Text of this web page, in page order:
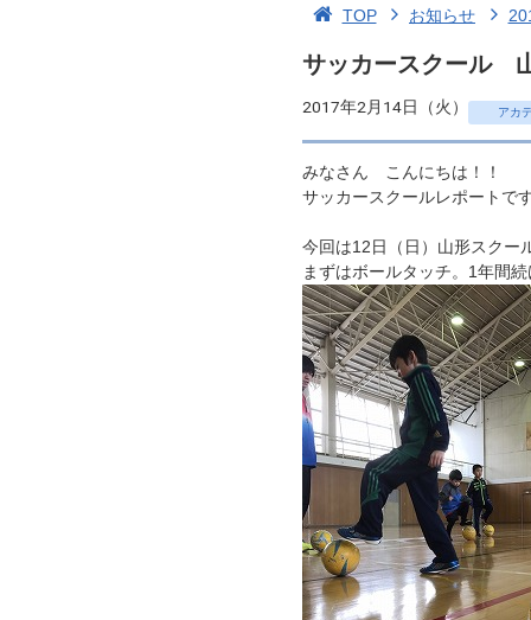
TOP お知らせ
サッカースクール
2017年2月14日（火） アカ
みなさん こんにちは！！
サッカースクールレポートで
今回は12日（日）山形スクー
まずはボールタッチ。1年間